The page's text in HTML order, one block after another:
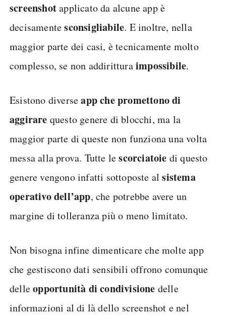
screenshotapplicato da alcune app è
decisamentesconsigliabile. E inoltre, nella
maggior parte dei casi, è tecnicamente molto
complesso, se non addiritturaimpossibile.
Esistono diverseapp che promettonodi
aggirare questo genere di blocchi, ma la
maggior parte di queste non funziona una volta
messa alla prova. Tutte lescorciatoie di questo
genere vengono infatti sottoposte alsistema
operativo dell’app, che potrebbe avere un
margine di tolleranza più o meno limitato.
Non bisogna infine dimenticare che molte app
che gestiscono dati sensibili offrono comunque
delleopportunità di condivisione delle
informazioni al di là dello screenshot e nel